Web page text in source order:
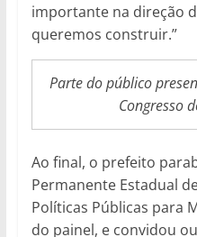
importante na direção
queremos construir.”
Parte do público
Congresso
Ao final, o prefeito
Permanente Estadual
Políticas Públicas para
do painel, e convidou